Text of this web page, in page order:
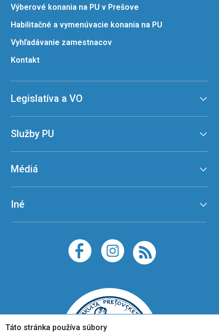
Výberové konania na PU v Prešove
Habilitačné a vymenúvacie konania na PU
Vyhľadávanie zamestnacov
Kontakt
Legislatíva a VO
Služby PU
Médiá
Iné
Táto stránka používa súbory